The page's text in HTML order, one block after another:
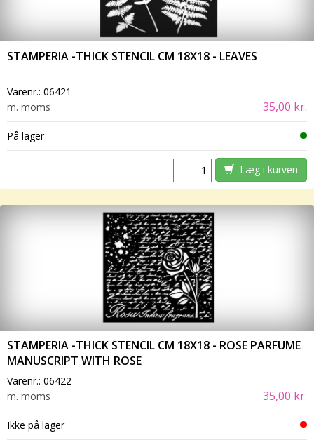
STAMPERIA -THICK STENCIL CM 18X18 - LEAVES
Varenr.: 06421
m. moms
35,00 kr.
På lager
Læg i kurven
STAMPERIA -THICK STENCIL CM 18X18 - ROSE PARFUME
MANUSCRIPT WITH ROSE
Varenr.: 06422
m. moms
35,00 kr.
Ikke på lager